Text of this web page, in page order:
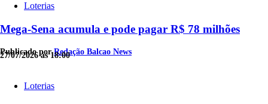
Loterias
Mega-Sena acumula e pode pagar R$ 78 milhões
Publicado porRedação Balcao News
27/07/2026 às 18:00
Loterias